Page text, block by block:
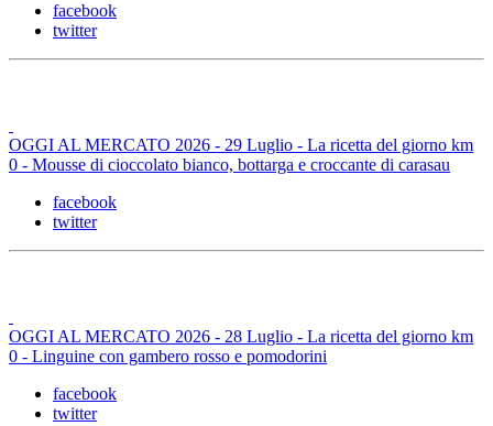
facebook
twitter
OGGI AL MERCATO 2026 - 29 Luglio - La ricetta del giorno km
0 - Mousse di cioccolato bianco, bottarga e croccante di carasau
facebook
twitter
OGGI AL MERCATO 2026 - 28 Luglio - La ricetta del giorno km
0 - Linguine con gambero rosso e pomodorini
facebook
twitter